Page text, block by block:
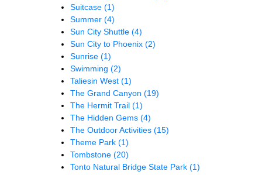
Suitcase (1)
Summer (4)
Sun City Shuttle (4)
Sun City to Phoenix (2)
Sunrise (1)
Swimming (2)
Taliesin West (1)
The Grand Canyon (19)
The Hermit Trail (1)
The Hidden Gems (4)
The Outdoor Activities (15)
Theme Park (1)
Tombstone (20)
Tonto Natural Bridge State Park (1)